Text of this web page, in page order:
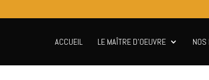
ACCUEIL LE MAÎTRE D’OEUVRE NOS